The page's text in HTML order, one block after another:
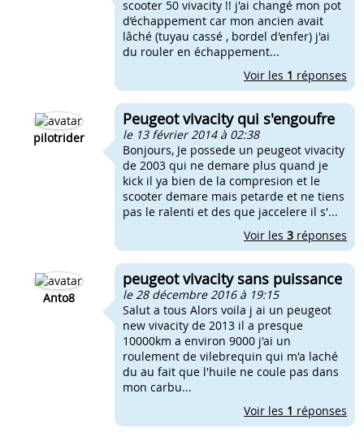
scooter 50 vivacity !! j'ai changé mon pot
d’échappement car mon ancien avait
lâché (tuyau cassé , bordel d'enfer) j'ai
du rouler en échappement...
Voir les 1 réponses
pilotrider
Peugeot vivacity qui s'engoufre
le 13 février 2014 à 02:38
Bonjours, Je possede un peugeot vivacity
de 2003 qui ne demare plus quand je
kick il ya bien de la compresion et le
scooter demare mais petarde et ne tiens
pas le ralenti et des que jaccelere il s'...
Voir les 3 réponses
Anto8
peugeot vivacity sans puissance
le 28 décembre 2016 à 19:15
Salut a tous Alors voila j ai un peugeot
new vivacity de 2013 il a presque
10000km a environ 9000 j'ai un
roulement de vilebrequin qui m'a laché
du au fait que l'huile ne coule pas dans
mon carbu...
Voir les 1 réponses